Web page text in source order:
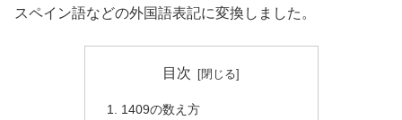
スペイン語などの外国語表記に変換しました。
目次
1409の数え方